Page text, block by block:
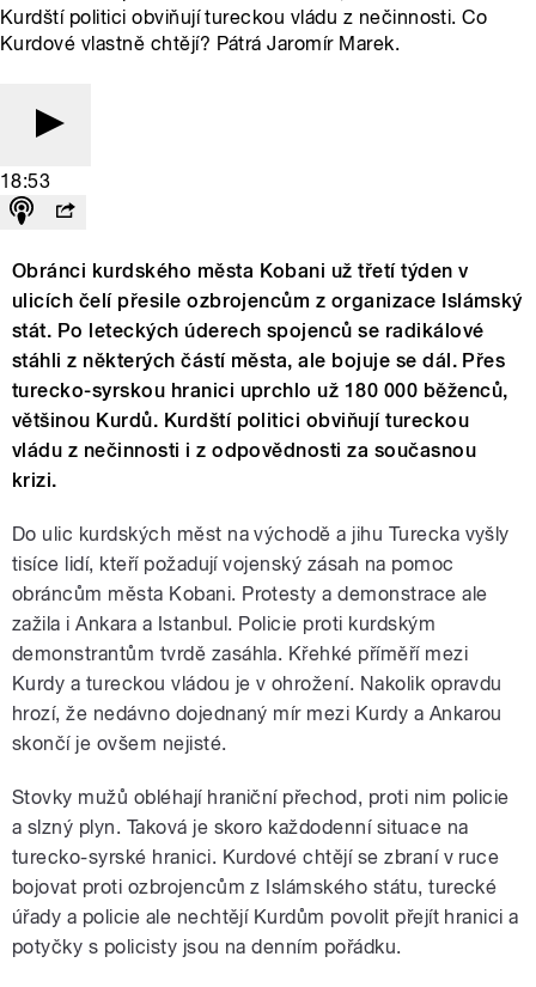
Kurdští politici obviňují tureckou vládu z nečinnosti. Co
Kurdové vlastně chtějí? Pátrá Jaromír Marek.
18:53
Obránci kurdského města Kobani už třetí týden v
ulicích čelí přesile ozbrojencům z organizace Islámský
stát. Po leteckých úderech spojenců se radikálové
stáhli z některých částí města, ale bojuje se dál. Přes
turecko-syrskou hranici uprchlo už 180 000 běženců,
většinou Kurdů. Kurdští politici obviňují tureckou
vládu z nečinnosti i z odpovědnosti za současnou
krizi.
Do ulic kurdských měst na východě a jihu Turecka vyšly
tisíce lidí, kteří požadují vojenský zásah na pomoc
obráncům města Kobani. Protesty a demonstrace ale
zažila i Ankara a Istanbul. Policie proti kurdským
demonstrantům tvrdě zasáhla. Křehké příměří mezi
Kurdy a tureckou vládou je v ohrožení. Nakolik opravdu
hrozí, že nedávno dojednaný mír mezi Kurdy a Ankarou
skončí je ovšem nejisté.
Stovky mužů obléhají hraniční přechod, proti nim policie
a slzný plyn. Taková je skoro každodenní situace na
turecko-syrské hranici. Kurdové chtějí se zbraní v ruce
bojovat proti ozbrojencům z Islámského státu, turecké
úřady a policie ale nechtějí Kurdům povolit přejít hranici a
potyčky s policisty jsou na denním pořádku.